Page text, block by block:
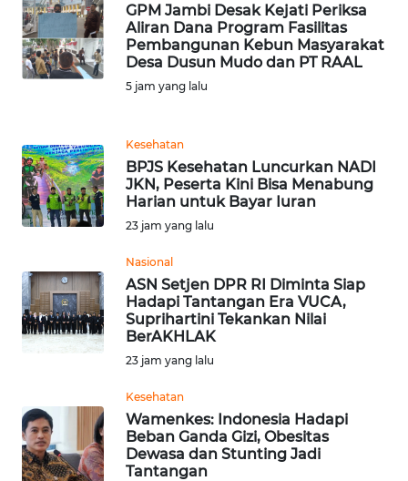
GPM Jambi Desak Kejati Periksa
Aliran Dana Program Fasilitas
Pembangunan Kebun Masyarakat
Desa Dusun Mudo dan PT RAAL
5 jam yang lalu
Kesehatan
BPJS Kesehatan Luncurkan NADI
JKN, Peserta Kini Bisa Menabung
Harian untuk Bayar Iuran
23 jam yang lalu
Nasional
ASN Setjen DPR RI Diminta Siap
Hadapi Tantangan Era VUCA,
Suprihartini Tekankan Nilai
BerAKHLAK
23 jam yang lalu
Kesehatan
Wamenkes: Indonesia Hadapi
Beban Ganda Gizi, Obesitas
Dewasa dan Stunting Jadi
Tantangan
FORJASIDA
TAMBANG
JURNAL
MARITIM
FISUELRI
BERKAT
NEWS
ANUGERAH
AKHLAK
ID